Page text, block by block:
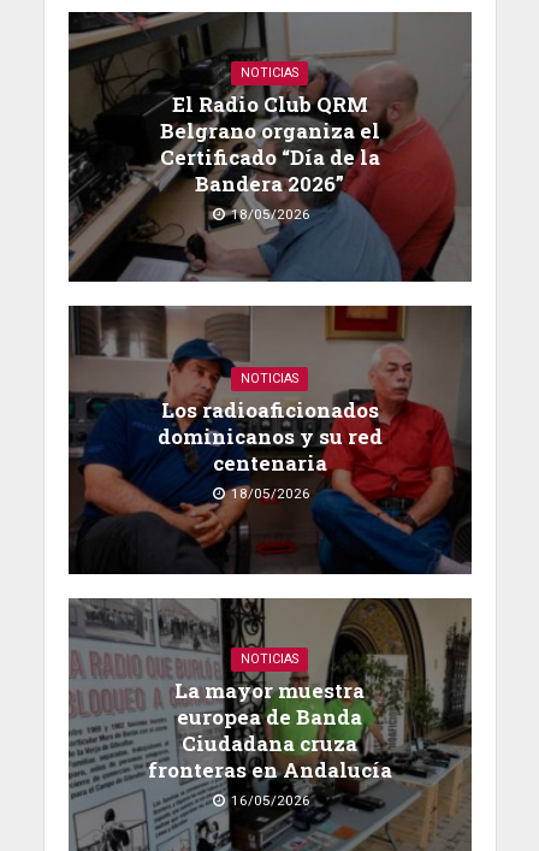
NOTICIAS
El Radio Club QRM
Belgrano organiza el
Certificado “Día de la
Bandera 2026”
18/05/2026
NOTICIAS
Los radioaficionados
dominicanos y su red
centenaria
18/05/2026
NOTICIAS
La mayor muestra
europea de Banda
Ciudadana cruza
fronteras en Andalucía
16/05/2026